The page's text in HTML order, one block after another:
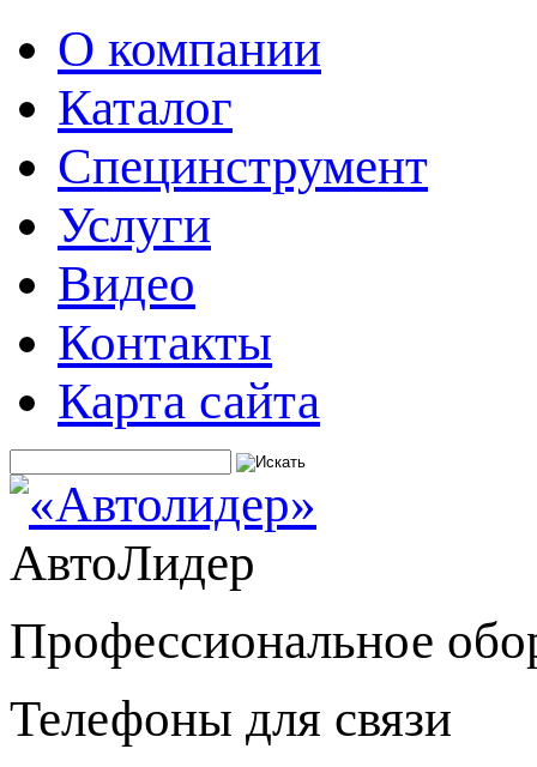
О компании
Каталог
Специнструмент
Услуги
Видео
Контакты
Карта сайта
АвтоЛидер
Профессиональное
Телефоны для связи